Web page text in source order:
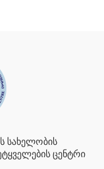
სახელობის
ცენტრი